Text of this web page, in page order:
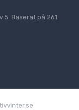
5 . Baserat på 261